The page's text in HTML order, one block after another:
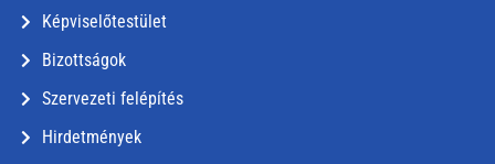
Képviselőtestület
Bizottságok
Szervezeti felépítés
Hirdetmények